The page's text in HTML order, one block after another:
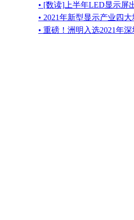
• [数读]上半年LED显示屏
• 2021年新型显示产业四
• 重磅！洲明入选2021年